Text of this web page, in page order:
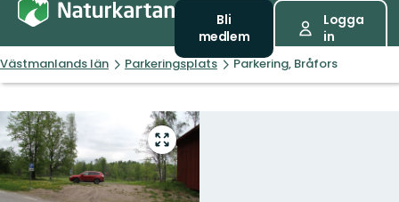
Bli
medlem
Logga
in
Västmanlands län Parkeringsplats Parkering, Bråfors
Gå
till
helskärmsläge